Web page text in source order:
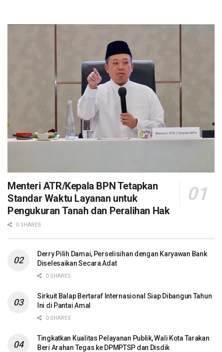
Menteri ATR/Kepala BPN Tetapkan
Standar Waktu Layanan untuk
Pengukuran Tanah dan Peralihan Hak
0 SHARES
Derry Pilih Damai, Perselisihan dengan Karyawan Bank
Diselesaikan Secara Adat
0 SHARES
Sirkuit Balap Bertaraf Internasional Siap Dibangun Tahun
Ini di Pantai Amal
0 SHARES
Tingkatkan Kualitas Pelayanan Publik, Wali Kota Tarakan
Beri Arahan Tegas ke DPMPTSP dan Disdik